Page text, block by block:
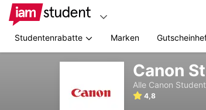
Studentenrabatte Marken
Canon
Alle Canon
4,8